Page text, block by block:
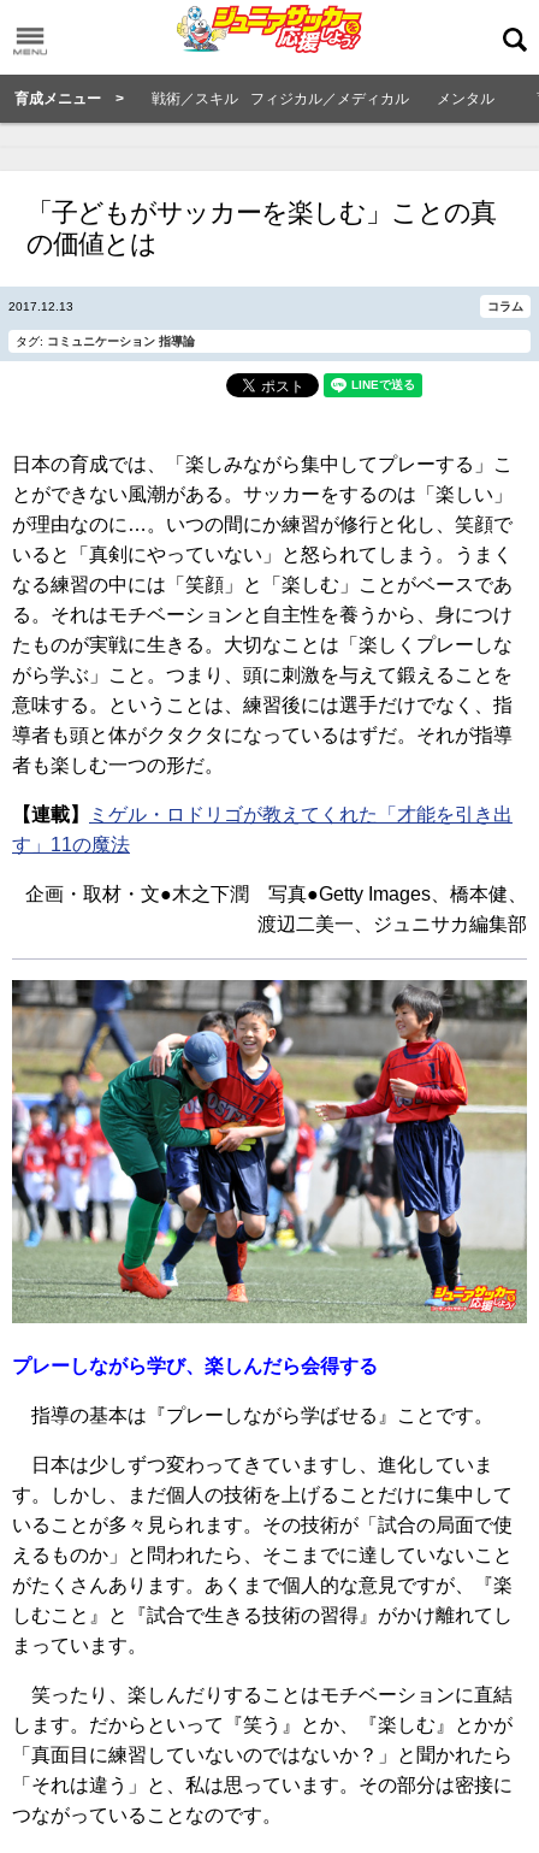
育成メニュー > 戦術／スキル フィジカル／メディカル メンタル
「子どもがサッカーを楽しむ」ことの真
の価値とは
2017.12.13 コラム
タグ: コミュニケーション 指導論
日本の育成では、「楽しみながら集中してプレーする」こ
とができない風潮がある。サッカーをするのは「楽しい」
が理由なのに…。いつの間にか練習が修行と化し、笑顔で
いると「真剣にやっていない」と怒られてしまう。うまく
なる練習の中には「笑顔」と「楽しむ」ことがベースであ
る。それはモチベーションと自主性を養うから、身につけ
たものが実戦に生きる。大切なことは「楽しくプレーしな
がら学ぶ」こと。つまり、頭に刺激を与えて鍛えることを
意味する。ということは、練習後には選手だけでなく、指
導者も頭と体がクタクタになっているはずだ。それが指導
者も楽しむ一つの形だ。
【連載】
ミゲル・ロドリゴが教えてくれた「才能を引き出
す」11の魔法
企画・取材・文●木之下潤 写真●Getty Images、橋本健、
渡辺二美一、ジュニサカ編集部
プレーしながら学び、楽しんだら会得する
指導の基本は『プレーしながら学ばせる』ことです。
日本は少しずつ変わってきていますし、進化していま
す。しかし、まだ個人の技術を上げることだけに集中して
いることが多々見られます。その技術が「試合の局面で使
えるものか」と問われたら、そこまでに達していないこと
がたくさんあります。あくまで個人的な意見ですが、『楽
しむこと』と『試合で生きる技術の習得』がかけ離れてし
まっています。
笑ったり、楽しんだりすることはモチベーションに直結
します。だからといって『笑う』とか、『楽しむ』とかが
「真面目に練習していないのではないか？」と聞かれたら
「それは違う」と、私は思っています。その部分は密接に
つながっていることなのです。